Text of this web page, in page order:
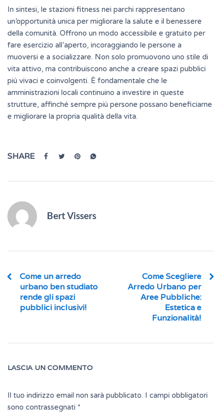
In sintesi, le stazioni fitness nei parchi rappresentano
un’opportunità unica per migliorare la salute e il benessere
della comunità. Offrono un modo accessibile e gratuito per
fare esercizio all’aperto, incoraggiando le persone a
muoversi e a socializzare. Non solo promuovono uno stile di
vita attivo, ma contribuiscono anche a creare spazi pubblici
più vivaci e coinvolgenti. È fondamentale che le
amministrazioni locali continuino a investire in queste
strutture, affinché sempre più persone possano beneficiarne
e migliorare la propria qualità della vita.
SHARE
Bert Vissers
Come un arredo
urbano ben studiato
rende gli spazi
pubblici inclusivi!
Come Scegliere
Arredo Urbano per
Aree Pubbliche:
Estetica e
Funzionalità!
LASCIA UN COMMENTO
Il tuo indirizzo email non sarà pubblicato.
I campi obbligatori
sono contrassegnati *